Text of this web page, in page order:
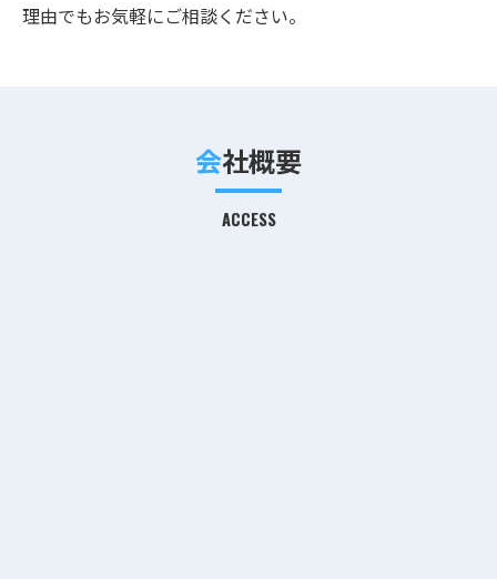
理由でもお気軽にご相談ください。
会社概要
ACCESS